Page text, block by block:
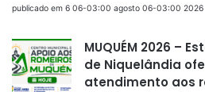
publicado em 6 06-03:00 agosto 06-03:00 2026
MUQUÉM 2026 –
de Niquelândia
atendimento aos